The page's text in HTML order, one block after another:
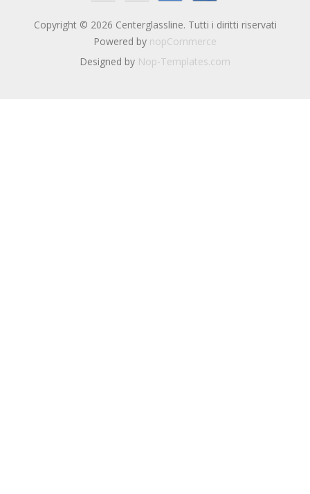
Copyright © 2026 Centerglassline. Tutti i diritti riservati
Powered by nopCommerce
Designed by Nop-Templates.com